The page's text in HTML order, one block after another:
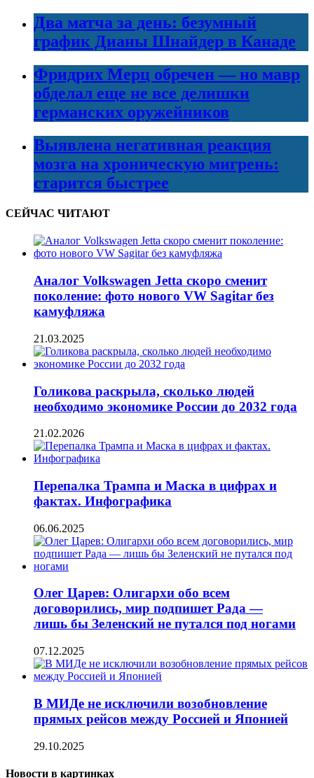
Два матча за день: безумный
график Дианы Шнайдер в Канаде
Фридрих Мерц обречен — но мавр
обделал еще не все делишки
германских оружейников
Выявлена негативная реакция
мозга на хроническую мигрень:
старится быстрее
СЕЙЧАС ЧИТАЮТ
Аналог Volkswagen Jetta скоро сменит
поколение: фото нового VW Sagitar без
камуфляжа
21.03.2025
Голикова раскрыла, сколько людей
необходимо экономике России до 2032 года
21.02.2026
Перепалка Трампа и Маска в цифрах и
фактах. Инфографика
06.06.2025
Олег Царев: Олигархи обо всем
договорились, мир подпишет Рада —
лишь бы Зеленский не путался под ногами
07.12.2025
В МИДе не исключили возобновление
прямых рейсов между Россией и Японией
29.10.2025
Новости в картинках